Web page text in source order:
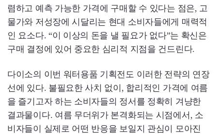
렴하고 예측 가능한 가격에 구매할 수 있다는 점은, 고
물가와 저성장에 시달리는 현대 소비자들에게 매력적
인 요소다. “이 이상의 돈을 낼 필요가 없다”는 확신은
구매 결정에 있어 중요한 심리적 지점을 건드린다.
다이소의 이번 워터용품 기획전도 이러한 전략의 연장
선에 있다. 불필요한 사치 없이, 합리적인 가격에 여름
을 즐기고자 하는 소비자들의 정서를 정확히 겨냥한
결과물이다. 여름 무더위가 본격화되는 시점에서, 소
비자들이 실제로 어떤 반응을 보일지 관심이 모아진